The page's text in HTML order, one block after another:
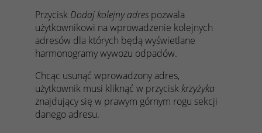
Przycisk Dodaj kolejny adres pozwala
użytkownikowi na wprowadzenie kolejnych
adresów dla których będą wyświetlane
harmonogramy wywozu odpadów.
Chcąc usunąć wprowadzony adres,
użytkownik musi kliknąć w przyciskkrzyżyka
znajdujący się w prawym górnym rogu sekcji
danego adresu.